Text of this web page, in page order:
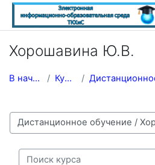
Перейти к основному содержанию
Хорошавина Ю.В.
В начало Курсы
Категории курсов
Поиск курса